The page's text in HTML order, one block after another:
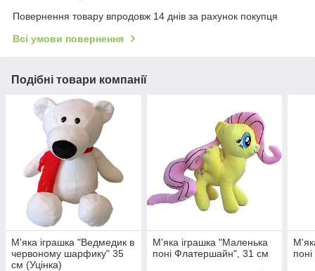
Повернення товару впродовж 14 днів за рахунок покупця
Всі умови повернення
Подібні товари компанії
М'яка іграшка "Ведмедик в
червоному шарфику" 35
см (Уцінка)
М'яка іграшка "Маленька
поні Флатершайн", 31 см